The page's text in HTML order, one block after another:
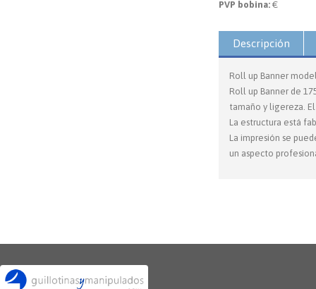
PVP bobina: €
Descripción
Roll up Banner
Roll up Banner de
tamaño y ligereza.
La estructura está
La impresión se
un aspecto